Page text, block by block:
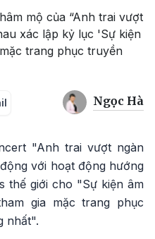
mộ của “Anh trai vượt
xác lập kỷ lục 'Sự kiện
trang phục truyền
Ngọc Hà
"Anh trai vượt ngàn
với hoạt động hướng
thế giới cho "Sự kiện âm
gia mặc trang phục
nhất".